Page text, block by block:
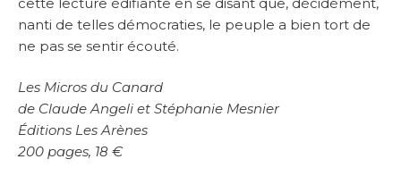
nanti de telles démocraties, le peuple a bien tort de
ne pas se sentir écouté.
Les Micros du Canard
de Claude Angeli et Stéphanie Mesnier
Éditions Les Arènes
200 pages, 18 €